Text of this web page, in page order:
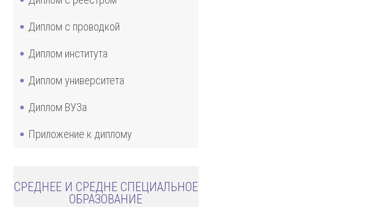
Диплом с проводкой
Диплом института
Диплом университета
Диплом ВУЗа
Приложение к диплому
СРЕДНЕЕ И СРЕДНЕ СПЕЦИАЛЬНОЕ
ОБРАЗОВАНИЕ